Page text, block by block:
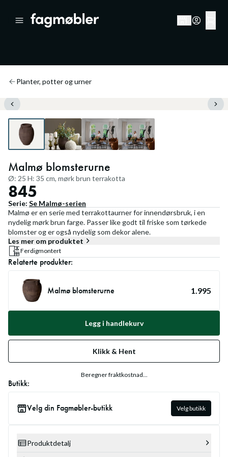
Planter, potter og urner
Malmø blomsterurne
Ø: 25 H: 35 cm, mørk brun terrakotta
845
Serie: Se Malmø-serien
Malmø er en serie med terrakottaurner for innendørsbruk, i en
nydelig mørk brun farge. Passer like godt til friske som tørkede
blomster og er også nydelig som dekor alene.
Les mer om produktet
Ferdigmontert
Relaterte produkter:
Malmø blomsterurne 1.995
Legg i handlekurv
Klikk & Hent
Beregner fraktkostnad...
Butikk:
Velg din Fagmøbler-butikk Velg butikk
Produktdetalj